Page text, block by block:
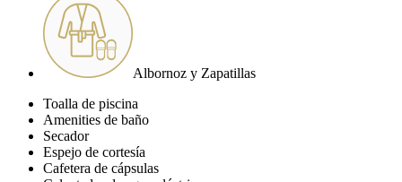
Albornoz y Zapatillas
Toalla de piscina
Amenities de baño
Secador
Espejo de cortesía
Cafetera de cápsulas